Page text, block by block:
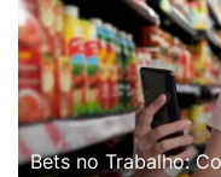
Bets no Trabalho: